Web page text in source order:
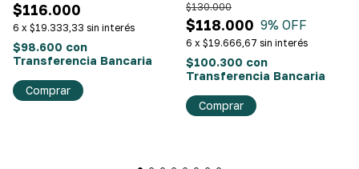
$116.000
6 x $19.333,33 sin interés
$98.600 con
Transferencia Bancaria
Comprar
$118.000
$130.000
9% OFF
6 x $19.666,67 sin interés
$100.300 con
Transferencia Bancaria
Comprar